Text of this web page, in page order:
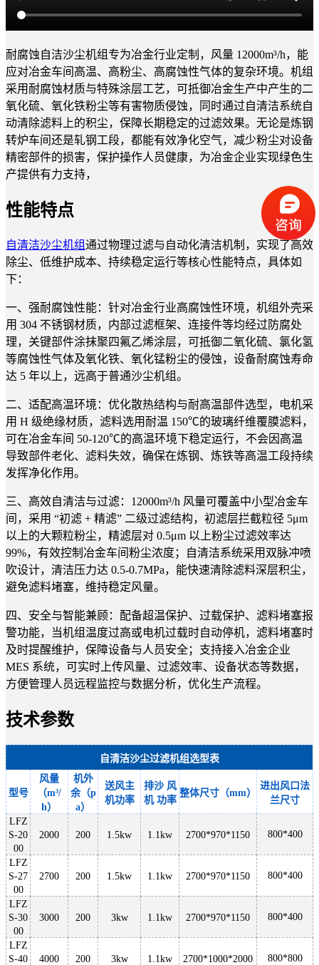
耐腐蚀自洁沙尘机组专为冶金行业定制，风量 12000m³/h，能
应对冶金车间高温、高粉尘、高腐蚀性气体的复杂环境。机组
采用耐腐蚀材质与特殊涂层工艺，可抵御冶金生产中产生的二
氧化硫、氧化铁粉尘等有害物质侵蚀，同时通过自清洁系统自
动清除滤料上的积尘，保障长期稳定的过滤效果。无论是炼钢
转炉车间还是轧钢工段，都能有效净化空气，减少粉尘对设备
精密部件的损害，保护操作人员健康，为冶金企业实现绿色生
产提供有力支持，
性能特点
自清洁沙尘机组通过物理过滤与自动化清洁机制，实现了高效
除尘、低维护成本、持续稳定运行等核心性能特点，具体如
下：
一、强耐腐蚀性能：针对冶金行业高腐蚀性环境，机组外壳采
用 304 不锈钢材质，内部过滤框架、连接件等均经过防腐处
理，关键部件涂抹聚四氟乙烯涂层，可抵御二氧化硫、氯化氢
等腐蚀性气体及氧化铁、氧化锰粉尘的侵蚀，设备耐腐蚀寿命
达 5 年以上，远高于普通沙尘机组。
二、适配高温环境：优化散热结构与耐高温部件选型，电机采
用 H 级绝缘材质，滤料选用耐温 150℃的玻璃纤维覆膜滤料，
可在冶金车间 50-120℃的高温环境下稳定运行，不会因高温
导致部件老化、滤料失效，确保在炼钢、炼铁等高温工段持续
发挥净化作用。
三、高效自清洁与过滤：12000m³/h 风量可覆盖中小型冶金车
间，采用 “初滤 + 精滤” 二级过滤结构，初滤层拦截粒径 5μm
以上的大颗粒粉尘，精滤层对 0.5μm 以上粉尘过滤效率达
99%，有效控制冶金车间粉尘浓度；自清洁系统采用双脉冲喷
吹设计，清洁压力达 0.5-0.7MPa，能快速清除滤料深层积尘，
避免滤料堵塞，维持稳定风量。
四、安全与智能兼顾：配备超温保护、过载保护、滤料堵塞报
警功能，当机组温度过高或电机过载时自动停机，滤料堵塞时
及时提醒维护，保障设备与人员安全；支持接入冶金企业
MES 系统，可实时上传风量、过滤效率、设备状态等数据，
方便管理人员远程监控与数据分析，优化生产流程。
技术参数
自清洁沙尘过滤机组选型表
型号
风量
（m³/
h）
机外
余（p
a）
送风主
机功率
排沙 风
机 功率
整体尺寸（mm）
进出风口法
兰尺寸
LFZ
S-20
00
2000 200 1.5kw 1.1kw 2700*970*1150 800*400
LFZ
S-27
00
2700 200 1.5kw 1.1kw 2700*970*1150 800*400
LFZ
S-30
00
3000 200 3kw 1.1kw 2700*970*1150 800*400
LFZ
S-40
4000 200 3kw 1.1kw 2700*1000*2000 800*800